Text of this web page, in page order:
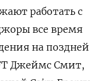
работать с
все время
на поздней
Джеймс Смит,